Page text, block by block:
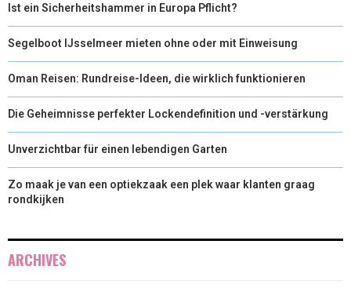
Ist ein Sicherheitshammer in Europa Pflicht?
Segelboot IJsselmeer mieten ohne oder mit Einweisung
Oman Reisen: Rundreise-Ideen, die wirklich funktionieren
Die Geheimnisse perfekter Lockendefinition und -verstärkung
Unverzichtbar für einen lebendigen Garten
Zo maak je van een optiekzaak een plek waar klanten graag
rondkijken
ARCHIVES